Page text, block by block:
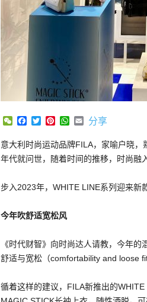
WeChat
Facebook
TwitterPinterest
WhatsApp
Email
分享
意大利时尚运动品牌FILA，家喻户晓
年代就问世，随着时间的推移，时尚融
步入2023年，WHITE LINE系列迎来新
今年吹舒适宽松风
《时代财智》向时尚达人请教，今年
舒适与宽松（comfortability and loose
循着这样的建议，FILA新推出的